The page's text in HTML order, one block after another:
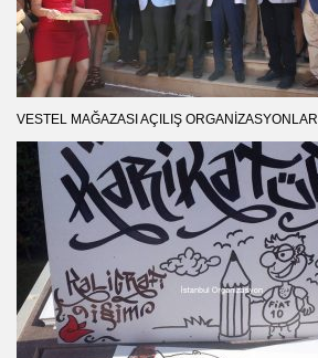
VESTEL MAĞAZASI AÇILIŞ ORGANIZASYONLARI